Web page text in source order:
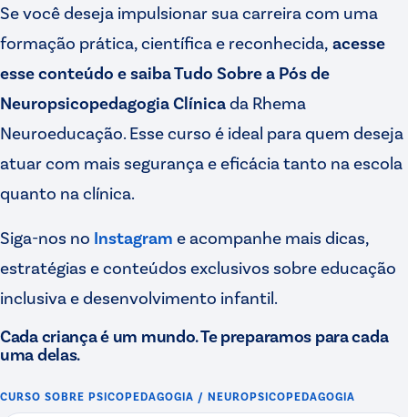
Se você deseja impulsionar sua carreira com uma
formação prática, científica e reconhecida, acesse
esse conteúdo e saiba Tudo Sobre a Pós de
Neuropsicopedagogia Clínicada Rhema
Neuroeducação. Esse curso é ideal para quem deseja
atuar com mais segurança e eficácia tanto na escola
quanto na clínica.
Siga-nos no Instagram e acompanhe mais dicas,
estratégias e conteúdos exclusivos sobre educação
inclusiva e desenvolvimento infantil.
Cada criança é um mundo. Te preparamos para cada
uma delas.
CURSO SOBRE PSICOPEDAGOGIA / NEUROPSICOPEDAGOGIA